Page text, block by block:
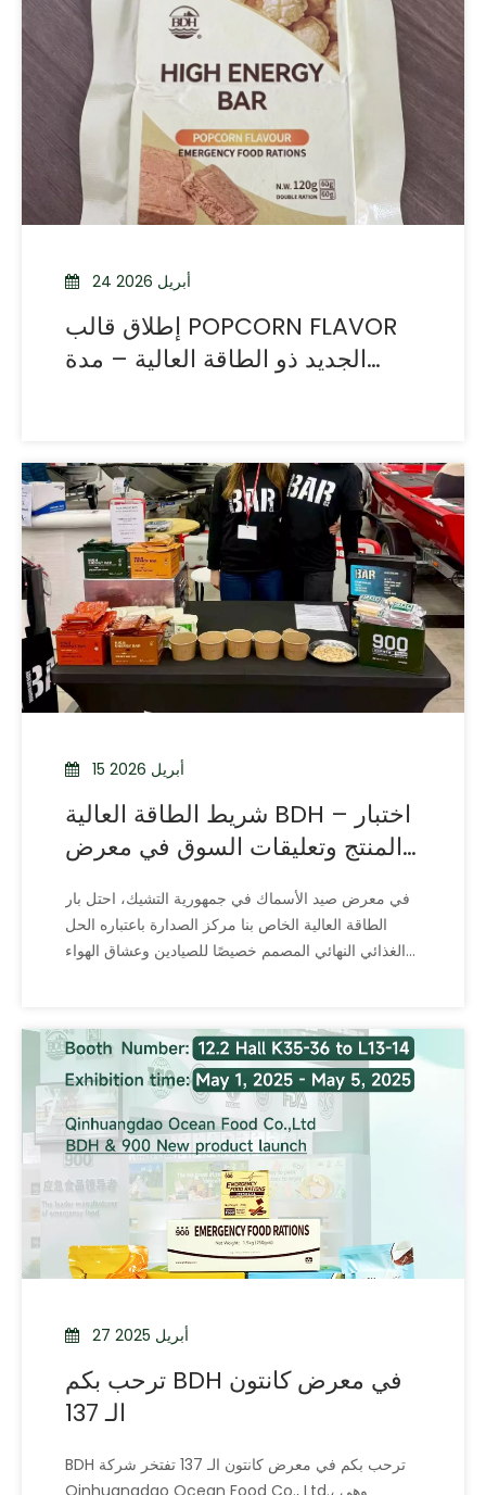
24 أبريل 2026
إطلاق قالب POPCORN FLAVOR
الجديد ذو الطاقة العالية – مدة
15 أبريل 2026
شريط الطاقة العالية BDH – اختبار
المنتج وتعليقات السوق في معرض
في معرض صيد الأسماك في جمهورية التشيك، احتل بار
الطاقة العالية الخاص بنا مركز الصدارة باعتباره الحل
الغذائي النهائي المصمم خصيصًا للصيادين وعشاق الهواء
وعملية،
27 أبريل 2025
ترحب بكم BDH في معرض كانتون
الـ 137
BDH ترحب بكم في معرض كانتون الـ 137 تفتخر شركة
Qinhuangdao Ocean Food Co., Ltd.، وهي